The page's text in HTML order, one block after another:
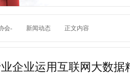
会- 新闻动态 正文内容
企业运用互联网大数